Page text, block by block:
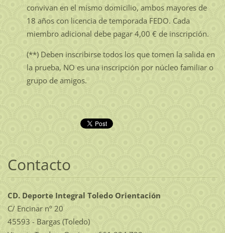
convivan en el mismo domicilio, ambos mayores de
18 años con licencia de temporada FEDO. Cada
miembro adicional debe pagar 4,00 € de inscripción.
(**) Deben inscribirse todos los que tomen la salida en
la prueba, NO es una inscripción por núcleo familiar o
grupo de amigos.
Contacto
CD. Deporte Integral Toledo Orientación
C/ Encinar nº 20
45593 - Bargas (Toledo)